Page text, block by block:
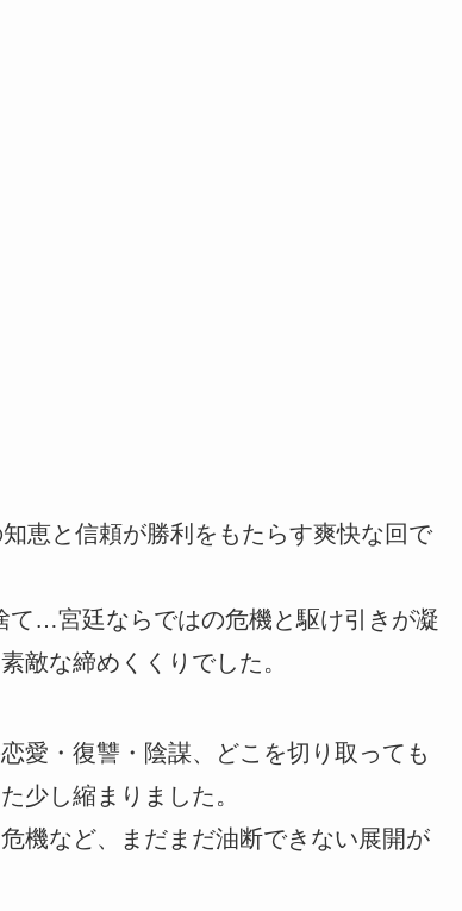
恵と信頼が勝利をもたらす爽快な回で
て…宮廷ならではの危機と駆け引きが凝
敵な締めくくりでした。
愛・復讐・陰謀、どこを切り取っても
少し縮まりました。
機など、まだまだ油断できない展開が